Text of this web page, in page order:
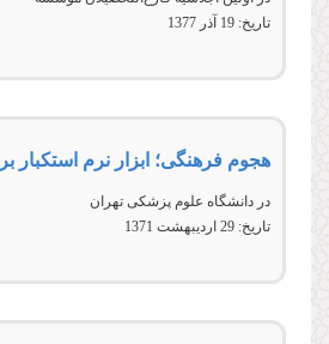
تاریخ: 19 آذر 1377
هجوم فرهنگی؛ ابزار نرم استکبار
در دانشگاه علوم پزشکی تهران
تاریخ: 29 ارديبهشت 1371